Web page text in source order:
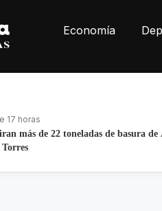
Economía
4 días, 19 horas
cabalgata de Chignahuapan